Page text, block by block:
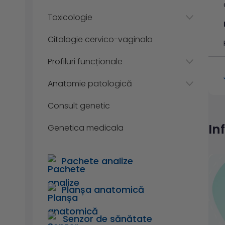
Toxicologie
Citologie cervico-vaginala
Profiluri funcționale
Anatomie patologică
Consult genetic
Genetica medicala
Pachete analize
Planșa anatomică
Senzor de sănătate